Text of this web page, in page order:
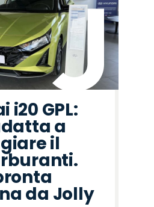
i20 GPL:
a
il
da Jolly